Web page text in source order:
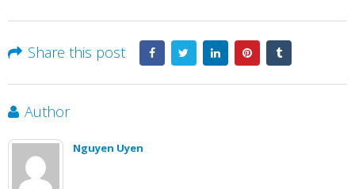
Share this post
Author
Nguyen Uyen